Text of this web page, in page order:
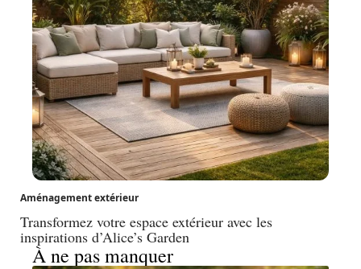
Aménagement extérieur
Transformez votre espace extérieur avec les
inspirations d’Alice’s Garden
À ne pas manquer